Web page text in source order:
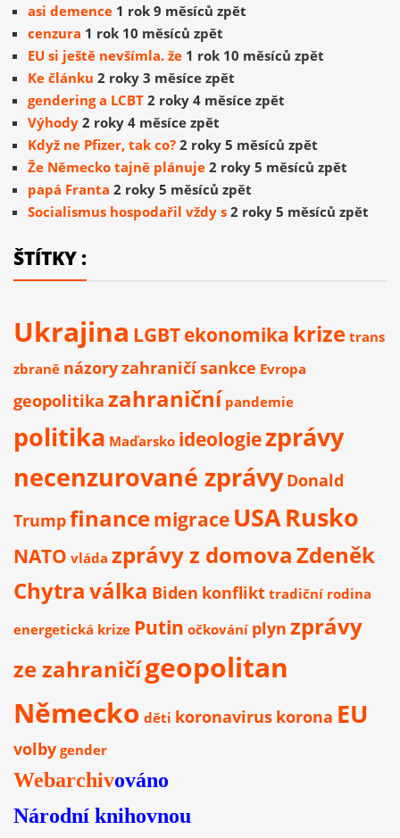
asi demence 1 rok 9 měsíců zpět
cenzura 1 rok 10 měsíců zpět
EU si ještě nevšímla. že 1 rok 10 měsíců zpět
Ke článku 2 roky 3 měsíce zpět
gendering a LCBT 2 roky 4 měsíce zpět
Výhody 2 roky 4 měsíce zpět
Když ne Pfizer, tak co? 2 roky 5 měsíců zpět
Že Německo tajně plánuje 2 roky 5 měsíců zpět
papá Franta 2 roky 5 měsíců zpět
Socialismus hospodařil vždy s 2 roky 5 měsíců zpět
ŠTÍTKY :
Ukrajina LGBTekonomika krize trans
zbraně názoryzahraničísankce Evropa
geopolitika zahraniční pandemie
politika Maďarsko ideologiezprávy
necenzurované zprávy Donald
Trumpfinancemigrace USARusko
NATO vláda zprávy z domovaZdeněk
Chytraválka Biden konflikt tradiční rodina
energetická krize Putin očkování plyn zprávy
ze zahraničígeopolitan
Německo děti koronavirus korona EU
volby gender
Webarchivováno
Národní knihovnou